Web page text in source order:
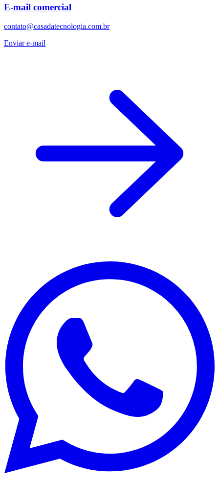
E-mail comercial
contato@casadatecnologia.com.br
Enviar e-mail